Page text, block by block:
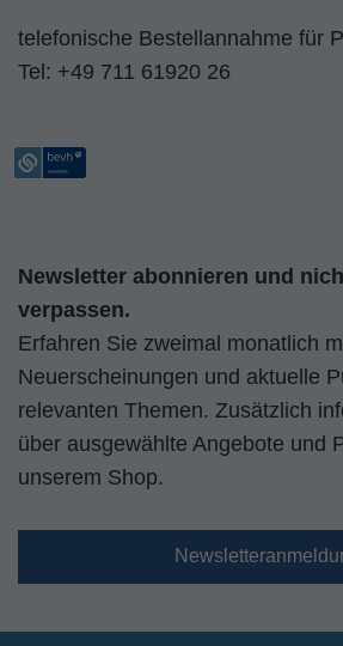
telefonische Bestellannahme für
Tel: +49 711 61920 26
Newsletter abonnieren und
verpassen.
Erfahren Sie zweimal monatlich
Neuerscheinungen und aktuelle
relevanten Themen. Zusätzlich
über ausgewählte Angebote und
unserem Shop.